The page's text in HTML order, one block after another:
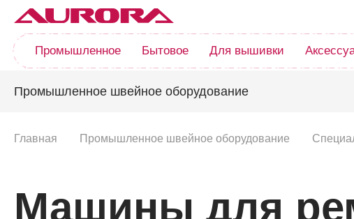
Промышленное Бытовое Для вышивки
Промышленное швейное оборудование
Главная Промышленное швейное оборудование
Машины для